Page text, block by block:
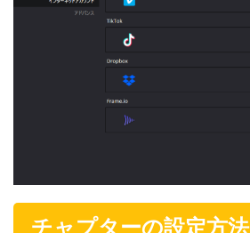
チャプターの設定方法